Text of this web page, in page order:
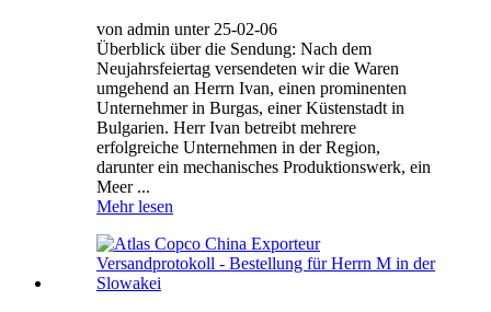
von admin unter 25-02-06
Überblick über die Sendung: Nach dem
Neujahrsfeiertag versendeten wir die Waren
umgehend an Herrn Ivan, einen prominenten
Unternehmer in Burgas, einer Küstenstadt in
Bulgarien. Herr Ivan betreibt mehrere
erfolgreiche Unternehmen in der Region,
darunter ein mechanisches Produktionswerk, ein
Meer ...
Mehr lesen